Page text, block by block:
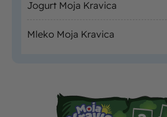
Jogurt Moja Kravica
Mleko Moja Kravica